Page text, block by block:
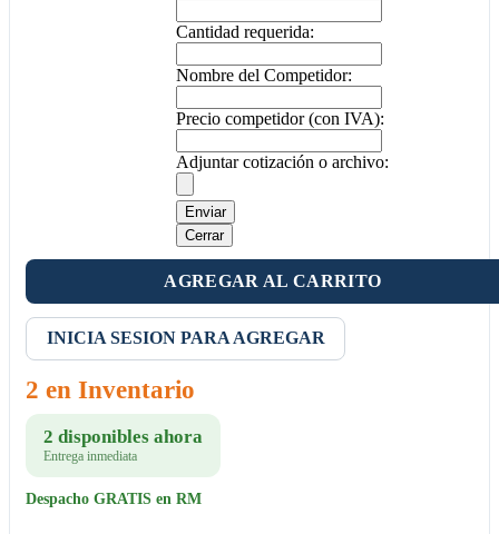
Cantidad requerida:
Nombre del Competidor:
Precio competidor (con IVA):
Adjuntar cotización o archivo:
Enviar
Cerrar
AGREGAR AL CARRITO
INICIA SESION PARA AGREGAR
2 en Inventario
2 disponibles ahora
Entrega inmediata
Despacho GRATIS en RM